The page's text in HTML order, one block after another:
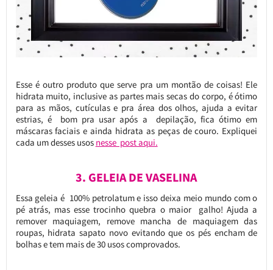
Esse é outro produto que serve pra um montão de coisas! Ele
hidrata muito, inclusive as partes mais secas do corpo, é ótimo
para as mãos, cutículas e pra área dos olhos, ajuda a evitar
estrias, é bom pra usar após a depilação, fica ótimo em
máscaras faciais e ainda hidrata as peças de couro. Expliquei
cada um desses usos nesse post aqui.
3. GELEIA DE VASELINA
Essa geleia é 100% petrolatum e isso deixa meio mundo com o
pé atrás, mas esse trocinho quebra o maior galho! Ajuda a
remover maquiagem, remove mancha de maquiagem das
roupas, hidrata sapato novo evitando que os pés encham de
bolhas e tem mais de 30 usos comprovados.